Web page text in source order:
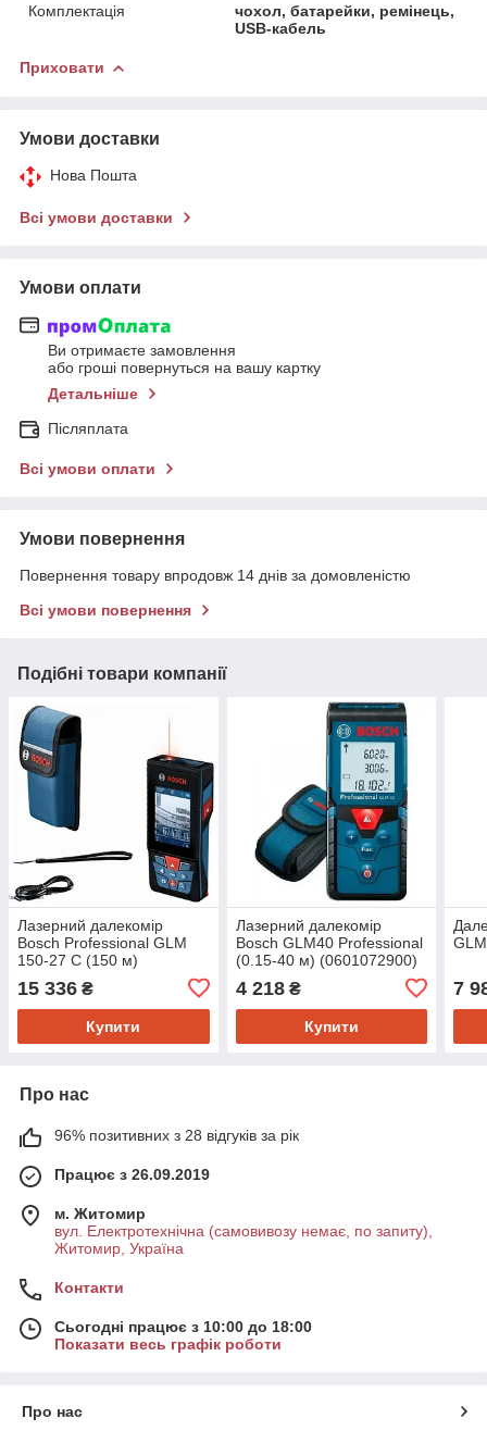
Комплектація
чохол, батарейки, ремінець,
USB-кабель
Приховати
Умови доставки
Нова Пошта
Всі умови доставки
Умови оплати
Ви отримаєте замовлення
або гроші повернуться на вашу картку
Детальніше
Післяплата
Всі умови оплати
Умови повернення
Повернення товару впродовж 14 днів за домовленістю
Всі умови повернення
Подібні товари компанії
Лазерний далекомір
Bosch Professional GLM
150-27 C (150 м)
15 336 ₴
Купити
Лазерний далекомір
Bosch GLM40 Professional
(0.15-40 м) (0601072900)
4 218₴
Купити
7
Про нас
96% позитивних з 28 відгуків за рік
Працює з 26.09.2019
м. Житомир
вул. Електротехнічна (самовивозу немає, по запиту),
Житомир, Україна
Контакти
Сьогодні працює з 10:00 до 18:00
Показати весь графік роботи
Про нас